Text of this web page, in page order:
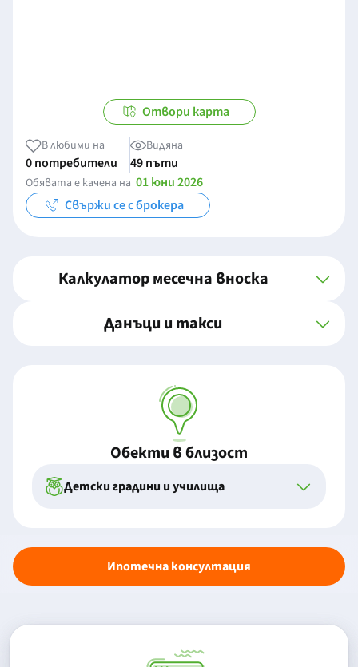
Отвори карта
В любими на
0 потребители
Видяна
49 пъти
Обявата е качена на 01 юни 2026
Свържи се с брокера
Калкулатор месечна вноска
Данъци и такси
Обекти в близост
Детски градини и училища
Ипотечна консултация